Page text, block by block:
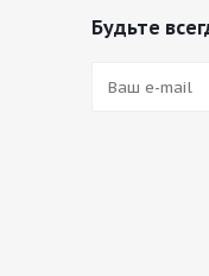
Будьте